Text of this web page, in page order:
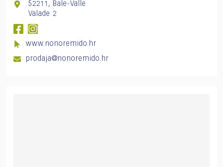
52211, Bale-Valle
Valade 2
www.nonoremido.hr
prodaja@nonoremido.hr